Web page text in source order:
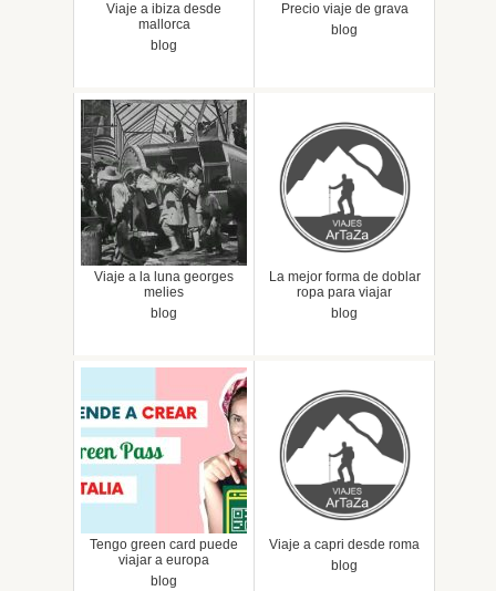
Viaje a ibiza desde
mallorca
blog
Precio viaje de grava
blog
Viaje a la luna georges
melies
blog
La mejor forma de doblar
ropa para viajar
blog
Tengo green card puede
viajar a europa
blog
Viaje a capri desde roma
blog